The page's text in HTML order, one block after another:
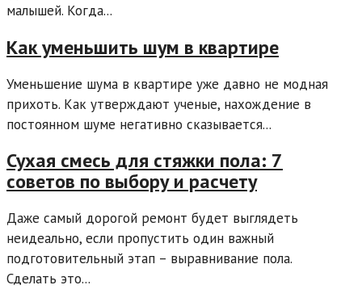
малышей. Когда...
Как уменьшить шум в квартире
Уменьшение шума в квартире уже давно не модная
прихоть. Как утверждают ученые, нахождение в
постоянном шуме негативно сказывается...
Сухая смесь для стяжки пола: 7
советов по выбору и расчету
Даже самый дорогой ремонт будет выглядеть
неидеально, если пропустить один важный
подготовительный этап – выравнивание пола.
Сделать это...